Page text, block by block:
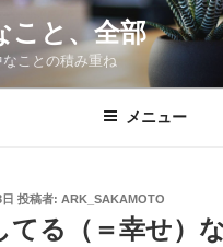
こと、全部
なことの積み重ね
メニュー
投稿者: ARK_SAKAMOTO
てる（＝幸せ）